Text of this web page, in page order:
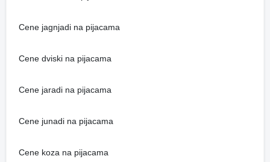
Cene jagnjadi na pijacama
Cene dviski na pijacama
Cene jaradi na pijacama
Cene junadi na pijacama
Cene koza na pijacama